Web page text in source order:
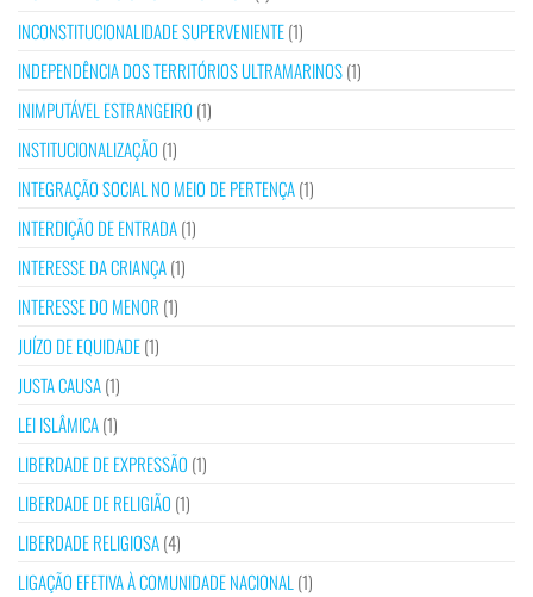
INCONSTITUCIONALIDADE SUPERVENIENTE(1)
INDEPENDÊNCIA DOS TERRITÓRIOS ULTRAMARINOS(1)
INIMPUTÁVEL ESTRANGEIRO (1)
INSTITUCIONALIZAÇÃO (1)
INTEGRAÇÃO SOCIAL NO MEIO DE PERTENÇA(1)
INTERDIÇÃO DE ENTRADA(1)
INTERESSE DA CRIANÇA(1)
INTERESSE DO MENOR (1)
JUÍZO DE EQUIDADE(1)
JUSTA CAUSA(1)
LEI ISLÂMICA(1)
LIBERDADE DE EXPRESSÃO (1)
LIBERDADE DE RELIGIÃO (1)
LIBERDADE RELIGIOSA(4)
LIGAÇÃO EFETIVA À COMUNIDADE NACIONAL (1)